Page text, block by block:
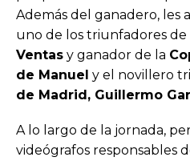
Además del ganadero, les
uno de los triunfadores
Ventas y ganador de la
de Manuel y el novillero
de Madrid, Guillermo
A lo largo de la jornada,
videógrafos responsables